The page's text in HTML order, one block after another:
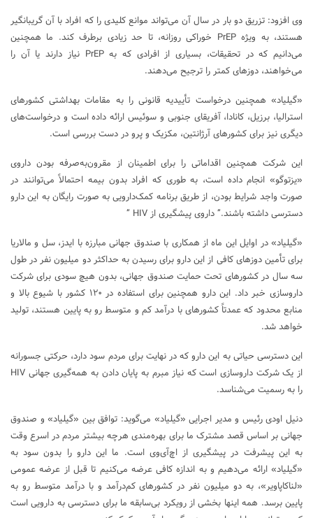
وی افزود: تزریق دو بار در سال آن می‌تواند موانع کلیدی را که افراد با آن گریبانگیر
هستند، به ویژه PrEP خوراکی روزانه، تا حد زیادی برطرف کند. ما همچنین
می‌دانیم که در تحقیقات، بسیاری از افرادی که به PrEP نیاز دارند یا آن را
می‌خواهند، دوزهای کمتر را ترجیح می‌دهند.
«گیلیاد» همچنین درخواست تأییدیه قانونی را به مقامات بهداشتی کشورهای
استرالیا، برزیل، کانادا، آفریقای جنوبی و سوئیس ارائه داده است و درخواست‌های
دیگری نیز برای کشورهای آرژانتین، مکزیک و پرو در دست بررسی است.
این شرکت همچنین اقداماتی را برای اطمینان از مقرون‌به‌صرفه بودن داروی
«یزتوگو» انجام داده است، به طوری که افراد بدون بیمه احتمالاً می‌توانند در
صورت واجد شرایط بودن، از طریق برنامه کمک‌دارویی به صورت رایگان به این دارو
دسترسی داشته باشند.” داروی پیشگیری از HIV ”
«گیلیاد» در اوایل این ماه از همکاری با صندوق جهانی مبارزه با ایدز، سل و مالاریا
برای تأمین دوزهای کافی از این دارو برای رسیدن به حداکثر دو میلیون نفر در طول
سه سال در کشورهای تحت حمایت صندوق جهانی، بدون هیچ سودی برای شرکت
داروسازی خبر داد. این دارو همچنین برای استفاده در ۱۲۰ کشور با شیوع بالا و
منابع محدود که عمدتاً کشورهای با درآمد کم و متوسط رو به پایین هستند، تولید
خواهد شد.
این دسترسی حیاتی به این دارو که در نهایت برای مردم سود دارد، حرکتی جسورانه
از یک شرکت داروسازی است که نیاز مبرم به پایان دادن به همه‌گیری جهانی HIV
را به رسمیت می‌شناسد.
دنیل اودی رئیس و مدیر اجرایی «گیلیاد» می‌گوید: توافق بین «گیلیاد» و صندوق
جهانی بر اساس قصد مشترک ما برای بهره‌مندی هرچه بیشتر مردم در اسرع وقت
به این پیشرفت در پیشگیری از اچ‌آی‌وی است. ما این دارو را بدون سود به
«گیلیاد» ارائه می‌دهیم و به اندازه کافی عرضه می‌کنیم تا قبل از عرضه عمومی
«لناکاپاویر»، به دو میلیون نفر در کشورهای کم‌درآمد و با درآمد متوسط رو به
پایین برسد. همه اینها بخشی از رویکرد بی‌سابقه ما برای دسترسی به دارویی است